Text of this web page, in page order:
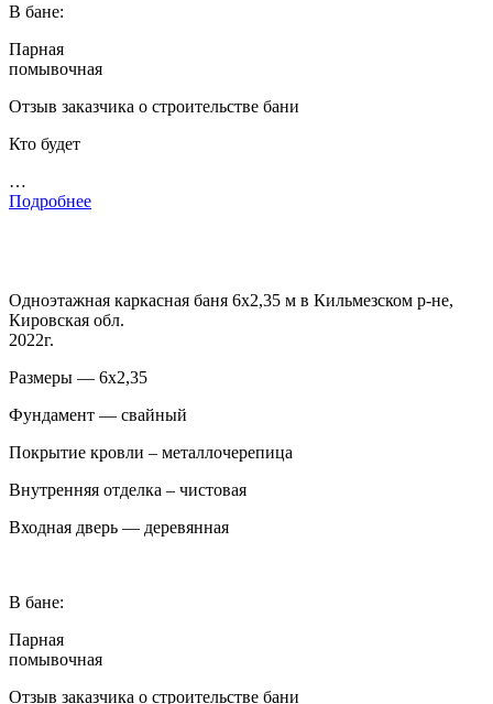
В бане:
Парная
помывочная
Отзыв заказчика о строительстве бани
Кто будет
…
Подробнее
Одноэтажная каркасная баня 6х2,35 м в Кильмезском р-не,
Кировская обл.
2022г.
Размеры — 6х2,35
Фундамент — свайный
Покрытие кровли – металлочерепица
Внутренняя отделка – чистовая
Входная дверь — деревянная
В бане:
Парная
помывочная
Отзыв заказчика о строительстве бани